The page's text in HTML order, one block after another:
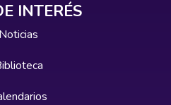
INTERÉS
Noticias